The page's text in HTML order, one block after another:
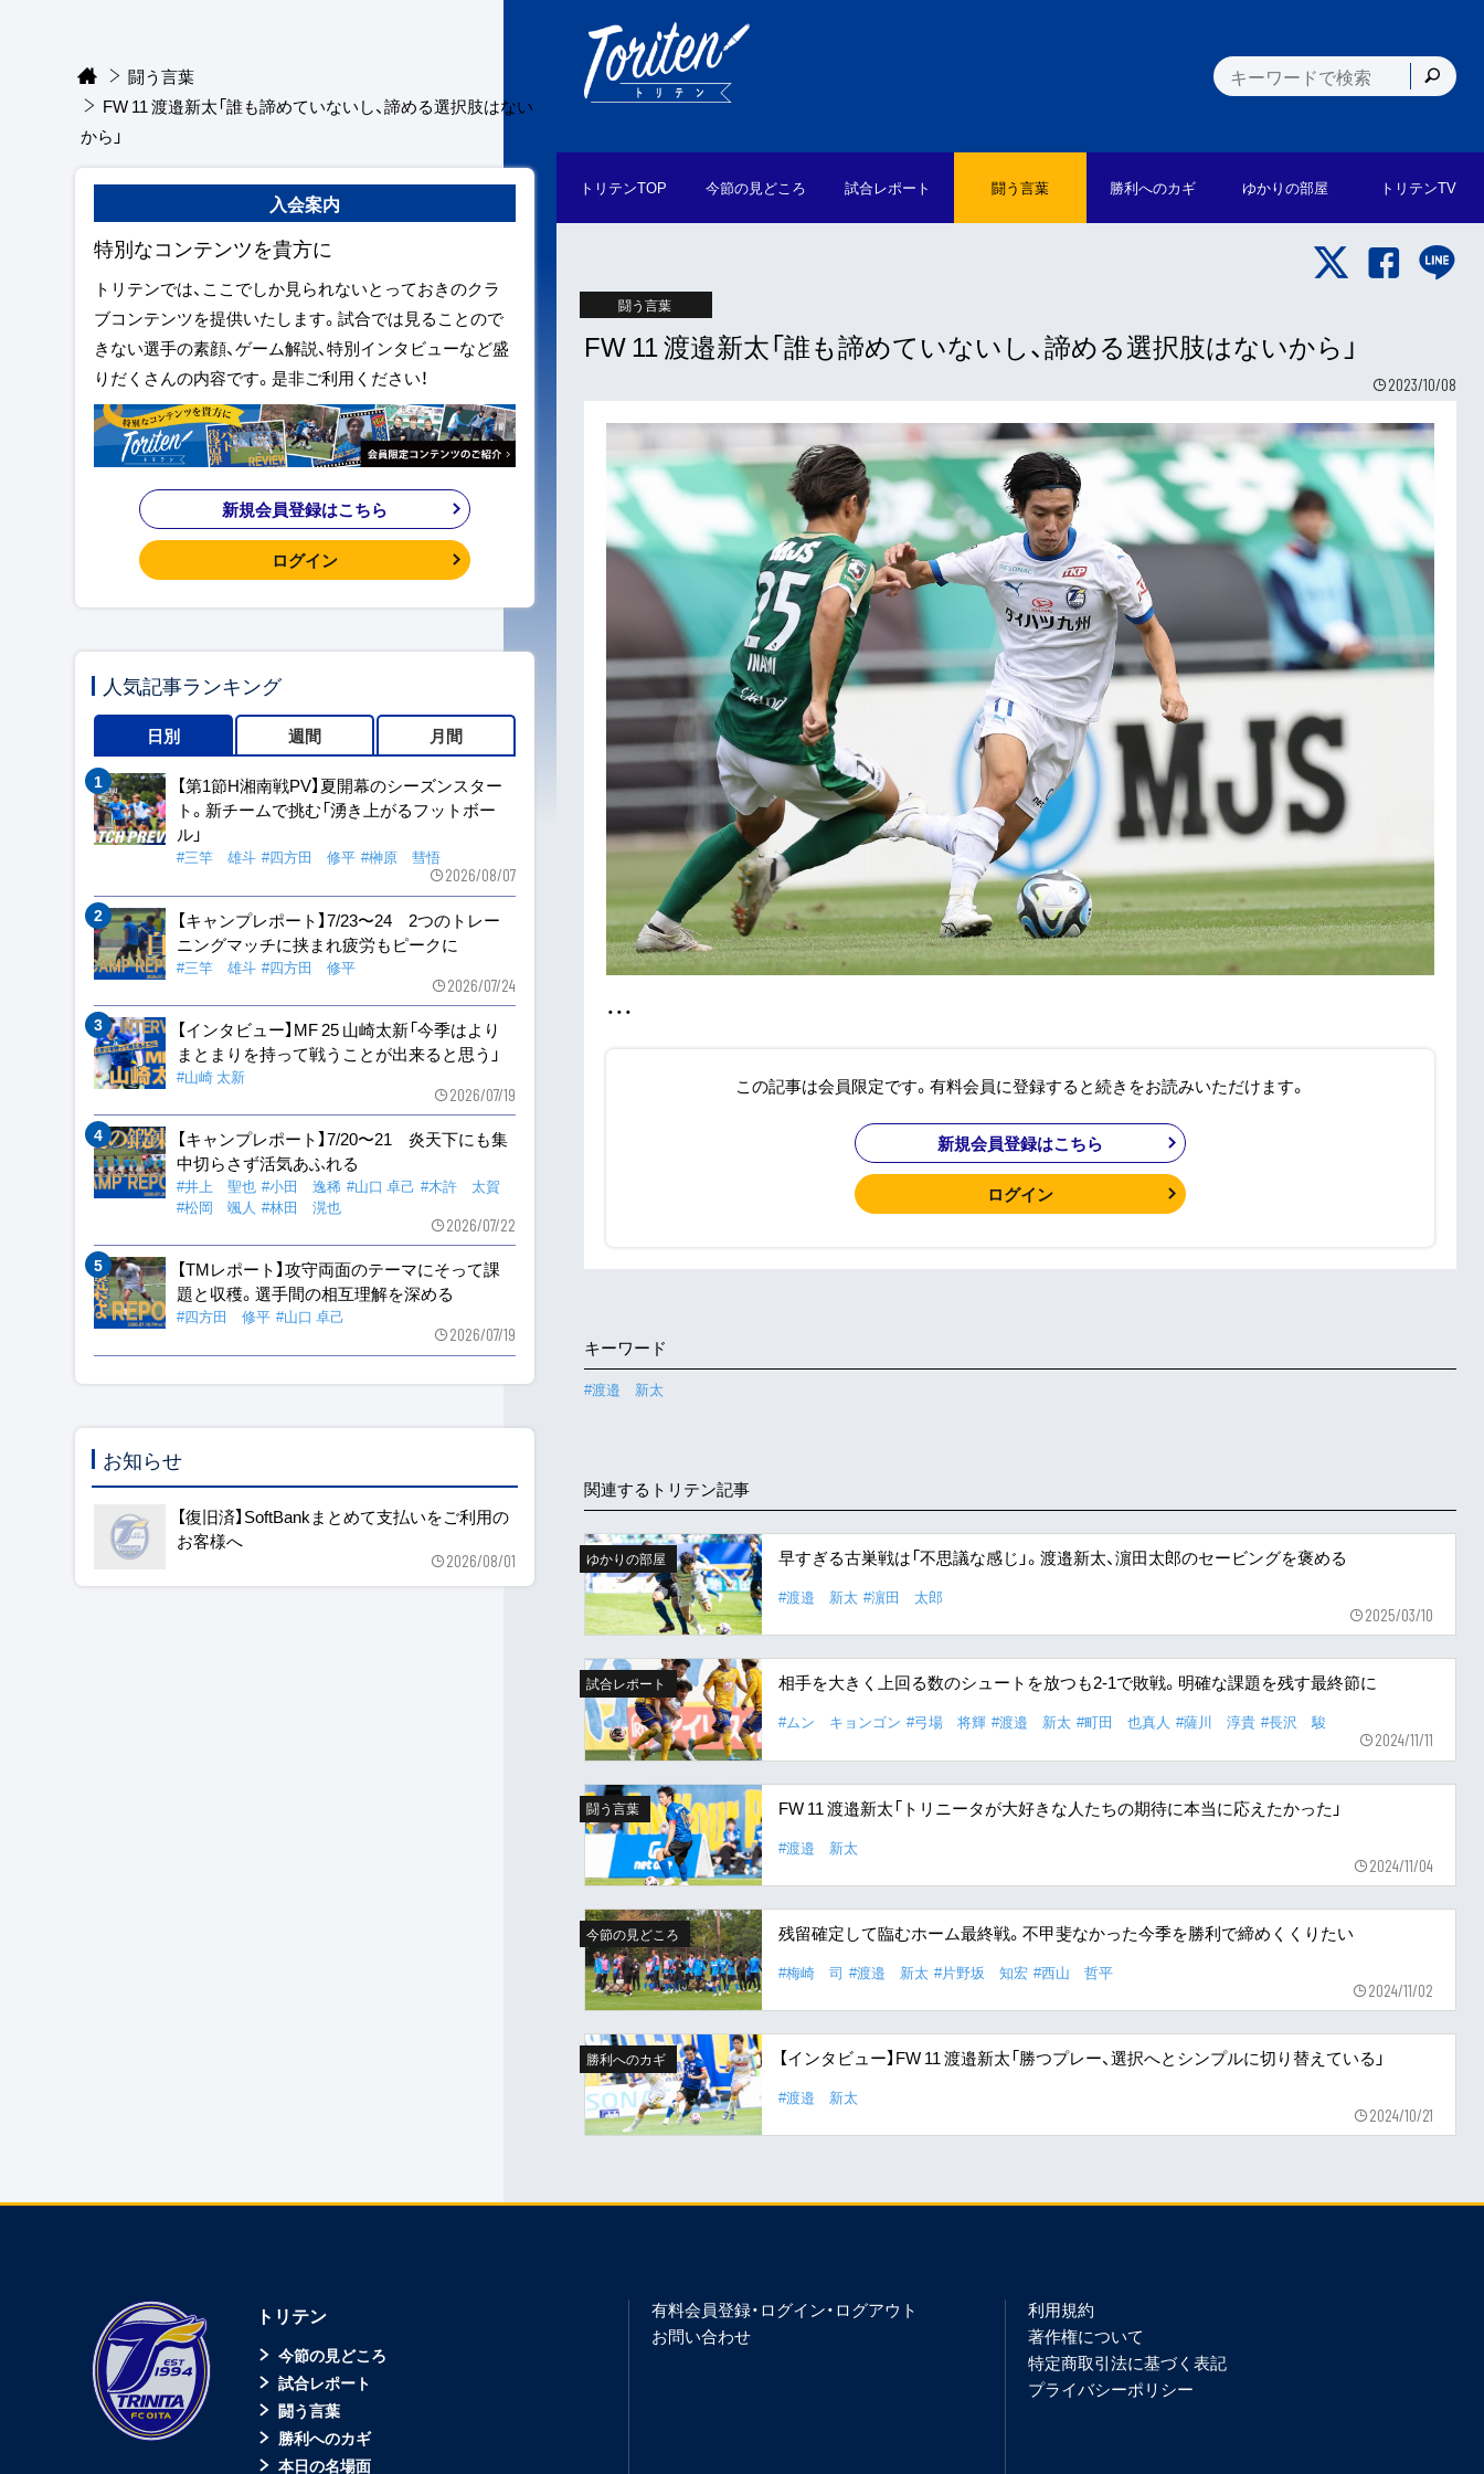
トリテンTOP 今節の見どころ 試合レポート 闘う言葉 勝利へのカギ ゆかりの部屋 トリテンTV
闘う言葉
FW 11 渡邉新太「誰も諦めていないし、諦める選択肢はないから」
2023/10/08
・・・
この記事は会員限定です。有料会員に登録すると続きをお読みいただけます。
新規会員登録はこちら
ログイン
キーワード
#渡邉 新太
関連するトリテン記事
ゆかりの部屋 早すぎる古巣戦は「不思議な感じ」。渡邉新太、濵田太郎のセービングを褒める
#渡邉 新太 #濵田 太郎
2025/03/10
試合レポート 相手を大きく上回る数のシュートを放つも2-1で敗戦。明確な課題を残す最終節に
#ムン キョンゴン #弓場 将輝 #渡邉 新太 #町田 也真人 #薩川 淳貴 #長沢 駿
2024/11/11
闘う言葉 FW 11 渡邉新太「トリニータが大好きな人たちの期待に本当に応えたかった」
#渡邉 新太
2024/11/04
今節の見どころ 残留確定して臨むホーム最終戦。不甲斐なかった今季を勝利で締めくくりたい
#梅崎 司 #渡邉 新太 #片野坂 知宏 #西山 哲平
2024/11/02
勝利へのカギ 【インタビュー】FW 11 渡邉新太「勝つプレー、選択へとシンプルに切り替えている」
#渡邉 新太
2024/10/21
闘う言葉
FW 11 渡邉新太「誰も諦めていないし、諦める選択肢はない
から」
入会案内
特別なコンテンツを貴方に
トリテンでは、ここでしか見られないとっておきのクラ
ブコンテンツを提供いたします。試合では見ることので
きない選手の素顔、ゲーム解説、特別インタビューなど盛
りだくさんの内容です。是非ご利用ください！
新規会員登録はこちら
ログイン
人気記事ランキング
日別 週間 月間
【第1節H湘南戦PV】夏開幕のシーズンスター
ト。新チームで挑む「湧き上がるフットボー
ル」
#三竿 雄斗 #四方田 修平 #榊原 彗悟
2026/08/07
【キャンプレポート】7/23〜24 2つのトレー
ニングマッチに挟まれ疲労もピークに
#三竿 雄斗 #四方田 修平
2026/07/24
【インタビュー】MF 25 山崎太新「今季はより
まとまりを持って戦うことが出来ると思う」
#山崎 太新
2026/07/19
【キャンプレポート】7/20〜21 炎天下にも集
中切らさず活気あふれる
#井上 聖也 #小田 逸稀 #山口 卓己 #木許 太賀
#松岡 颯人 #林田 滉也
2026/07/22
【TMレポート】攻守両面のテーマにそって課
題と収穫。選手間の相互理解を深める
#四方田 修平 #山口 卓己
2026/07/19
お知らせ
【復旧済】SoftBankまとめて支払いをご利用の
お客様へ
2026/08/01
トリテン
今節の見どころ
試合レポート
闘う言葉
勝利へのカギ
本日の名場面
有料会員登録・ログイン・ログアウト
お問い合わせ
利用規約
著作権について
特定商取引法に基づく表記
プライバシーポリシー